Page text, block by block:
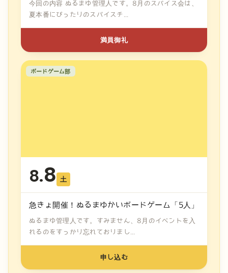
今回の内容 ぬるまゆ管理人です。8月のスパイス会は、
夏本番にぴったりのスパイスチ...
満員御礼
ボードゲーム部
8.8 土
急きょ開催！ぬるまゆかいボードゲーム「5人」
ぬるまゆ管理人です。すみません、8月のイベントを入
れるのをすっかり忘れておりまし...
申し込む